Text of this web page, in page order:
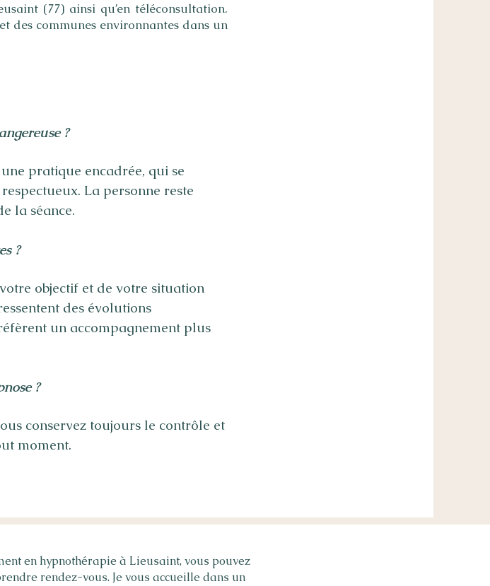
(77) ainsi qu’en téléconsultation.
des communes environnantes dans un
?
pratique encadrée, qui se
La personne reste
la séance.
?
objectif et de votre situation
des évolutions
un accompagnement plus
?
conservez toujours le contrôle et
moment.
en hypnothérapie à Lieusaint, vous pouvez
rendez-vous. Je vous accueille dans un